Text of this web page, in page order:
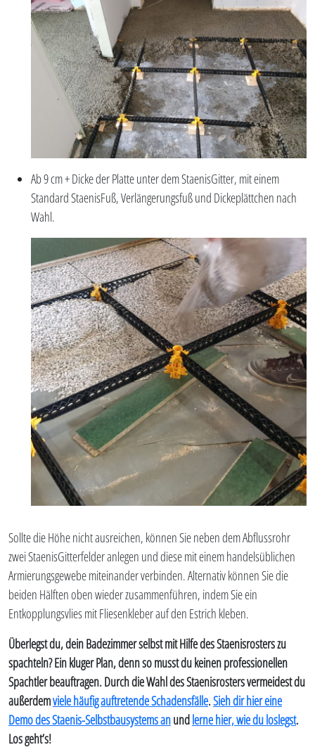
Ab 9 cm + Dicke der Platte unter dem StaenisGitter, mit einem
Standard StaenisFuß, Verlängerungsfuß und Dickeplättchen nach
Wahl.
Sollte die Höhe nicht ausreichen, können Sie neben dem Abflussrohr
zwei StaenisGitterfelder anlegen und diese mit einem handelsüblichen
Armierungsgewebe miteinander verbinden. Alternativ können Sie die
beiden Hälften oben wieder zusammenführen, indem Sie ein
Entkopplungsvlies mit Fliesenkleber auf den Estrich kleben.
Überlegst du, dein Badezimmer selbst mit Hilfe des Staenisrosters zu
spachteln? Ein kluger Plan, denn so musst du keinen professionellen
Spachtler beauftragen. Durch die Wahl des Staenisrosters vermeidest du
außerdemviele häufig auftretende Schadensfälle.Sieh dir hier eine
Demo des Staenis-Selbstbausystems anundlerne hier, wie du loslegst.
Los geht’s!